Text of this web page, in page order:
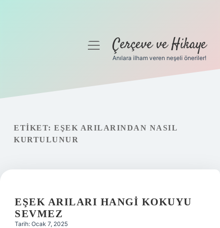
Gizlilik Politikası
Hakkımızda
menüyüÇerçeve ve Hikaye
Anılara ilham veren neşeli öneriler!
ETIKET: EŞEK ARILARINDAN NASIL
KURTULUNUR
EŞEK ARILARI HANGI KOKUYU
SEVMEZ
Tarih: Ocak 7, 2025